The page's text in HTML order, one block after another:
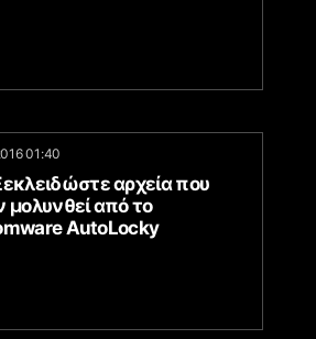
01:40
αρχεία που
μολυνθεί από το
AutoLocky